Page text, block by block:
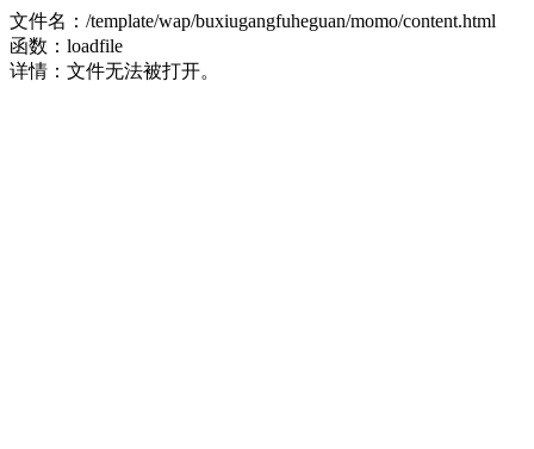
文件名：/template/wap/buxiugangfuheguan/momo/content.html
函数：loadfile
详情：文件无法被打开。